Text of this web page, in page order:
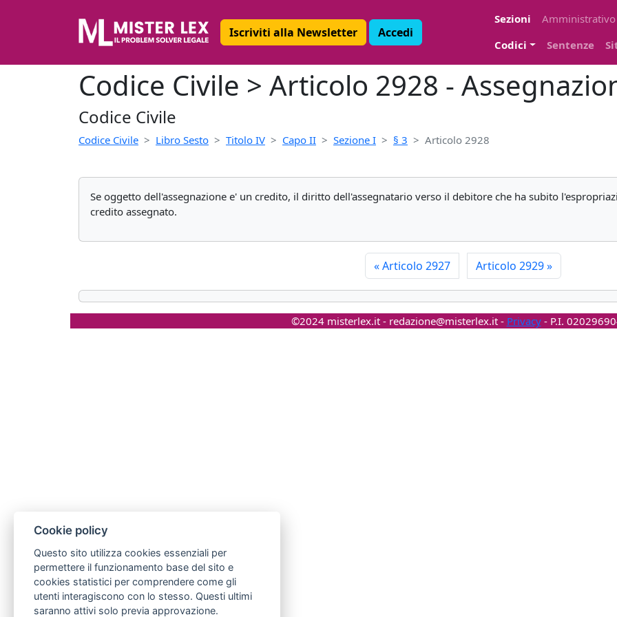
Iscriviti alla Newsletter Accedi
Sezioni
Amministrativo
Codici
Sentenze
Codice Civile > Articolo 2928 -
Codice Civile
Codice Civile Libro Sesto Titolo IV Capo II Sezione I § 3 Articolo 2928
Se oggetto dell'assegnazione e' un credito, il diritto dell'assegnatario verso il debitore che ha subito
credito assegnato.
«Articolo 2927 Articolo 2929»
©2024 misterlex.it - redazione@misterlex.it- Privacy- P.I.
Cookie policy
Questo sito utilizza cookies essenziali per
permettere il funzionamento base del sito e
cookies statistici per comprendere come gli
utenti interagiscono con lo stesso. Questi ultimi
saranno attivi solo previa approvazione.